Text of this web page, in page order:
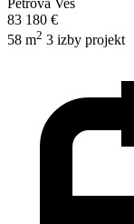
Petrova Ves
83 180 €
58 m2 3 izby projekt